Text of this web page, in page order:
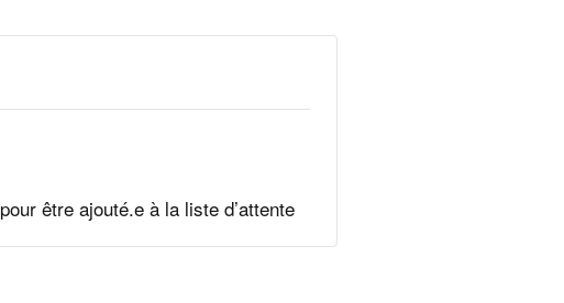
pour être ajouté.e à la liste d’attente